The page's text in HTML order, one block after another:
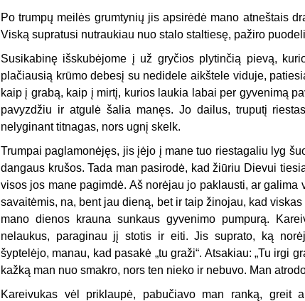
Po trumpų meilės grumtynių jis apsirėdė mano atneštais
Viską supratusi nutraukiau nuo stalo staltiesę, pažiro
Susikabinę išskubėjome į už gryčios plytinčią pievą,
plačiausią krūmo debesį su nedidele aikštele viduje,
kaip į grabą, kaip į mirtį, kurios laukia labai per gyvenimą
pavyzdžiu ir atgulė šalia manęs. Jo dailus, truputį
nelyginant titnagas, nors ugnį skelk.
Trumpai paglamonėjęs, jis įėjo į mane tuo riestagaliu lyg
dangaus krušos. Tada man pasirodė, kad žiūriu Dievui
visos jos mane pagimdė. Aš norėjau jo paklausti, ar
savaitėmis, na, bent jau dieną, bet ir taip žinojau, kad
mano dienos krauna sunkaus gyvenimo pumpurą.
nelaukus, paraginau jį stotis ir eiti. Jis suprato, ką
šyptelėjo, manau, kad pasakė „tu graži“. Atsakiau: „Tu irgi
kažką man nuo smakro, nors ten nieko ir nebuvo. Man
Kareivukas vėl priklaupė, pabučiavo man ranką, greit